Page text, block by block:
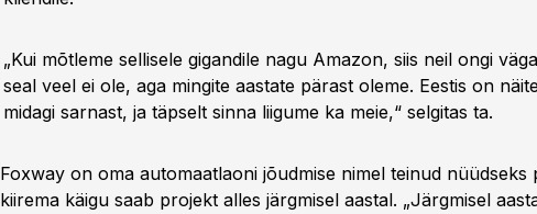
„Kui mõtleme sellisele gigandile nagu Amazon, siis neil ongi
seal veel ei ole, aga mingite aastate pärast oleme. Eestis on
midagi sarnast, ja täpselt sinna liigume ka meie,“ selgitas ta.
Foxway on oma automaatlaoni jõudmise nimel teinud nüüdseks
kiirema käigu saab projekt alles järgmisel aastal. „Järgmisel